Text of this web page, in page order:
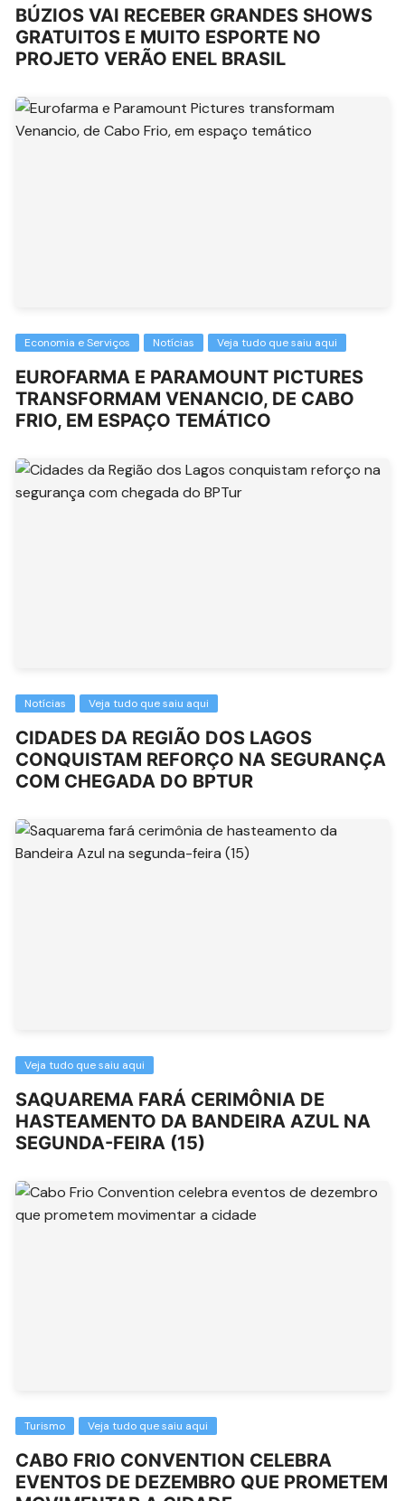
BÚZIOS VAI RECEBER GRANDES SHOWS
GRATUITOS E MUITO ESPORTE NO
PROJETO VERÃO ENEL BRASIL
Economia e Serviços Notícias Veja tudo que saiu aqui
EUROFARMA E PARAMOUNT PICTURES
TRANSFORMAM VENANCIO, DE CABO
FRIO, EM ESPAÇO TEMÁTICO
Notícias Veja tudo que saiu aqui
CIDADES DA REGIÃO DOS LAGOS
CONQUISTAM REFORÇO NA SEGURANÇA
COM CHEGADA DO BPTUR
Veja tudo que saiu aqui
SAQUAREMA FARÁ CERIMÔNIA DE
HASTEAMENTO DA BANDEIRA AZUL NA
SEGUNDA-FEIRA (15)
Turismo Veja tudo que saiu aqui
CABO FRIO CONVENTION CELEBRA
EVENTOS DE DEZEMBRO QUE PROMETEM